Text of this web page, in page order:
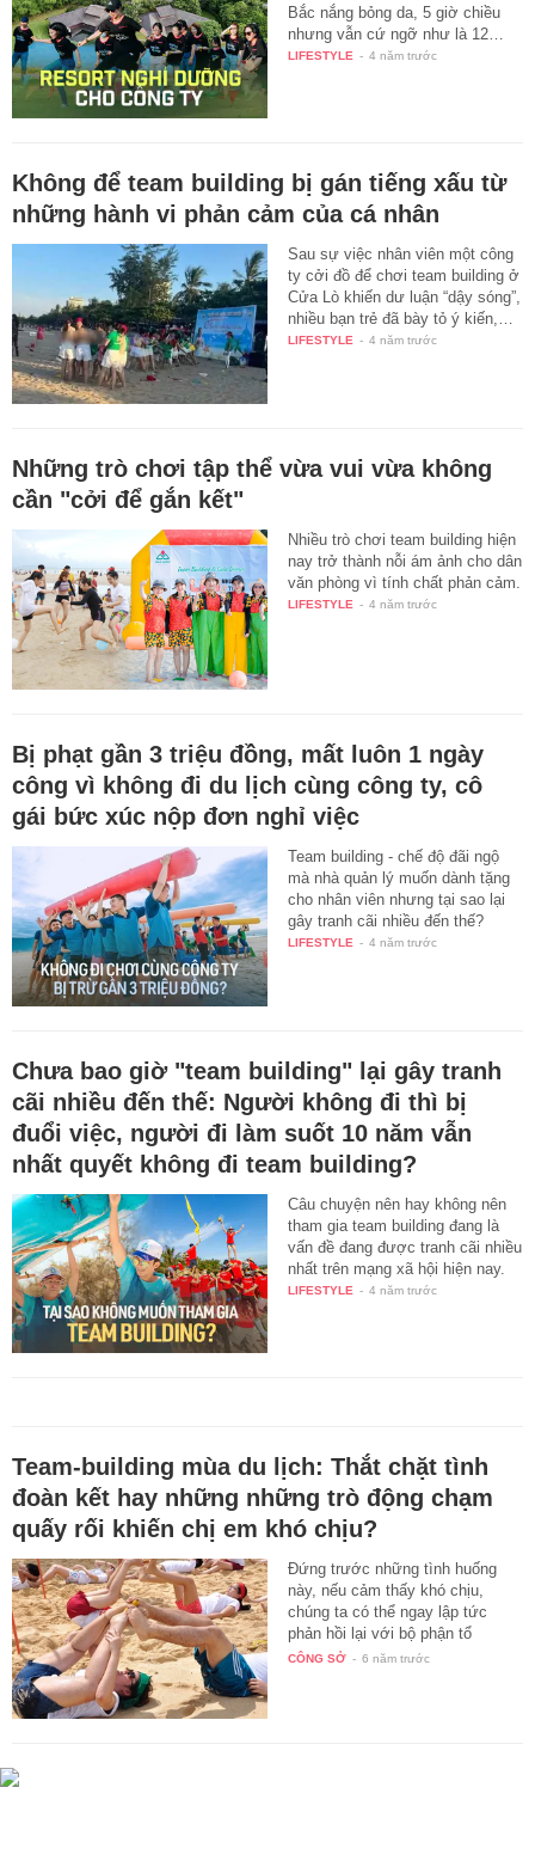
Bắc nắng bỏng da, 5 giờ chiều
nhưng vẫn cứ ngỡ như là 12…
LIFESTYLE - 4 năm trước
Không để team building bị gán tiếng xấu từ
những hành vi phản cảm của cá nhân
Sau sự việc nhân viên một công
ty cởi đồ để chơi team building ở
Cửa Lò khiến dư luận “dậy sóng”,
nhiều bạn trẻ đã bày tỏ ý kiến,…
LIFESTYLE - 4 năm trước
Những trò chơi tập thể vừa vui vừa không
cần "cởi để gắn kết"
Nhiều trò chơi team building hiện
nay trở thành nỗi ám ảnh cho dân
văn phòng vì tính chất phản cảm.
LIFESTYLE - 4 năm trước
Bị phạt gần 3 triệu đồng, mất luôn 1 ngày
công vì không đi du lịch cùng công ty, cô
gái bức xúc nộp đơn nghỉ việc
Team building - chế độ đãi ngộ
mà nhà quản lý muốn dành tặng
cho nhân viên nhưng tại sao lại
gây tranh cãi nhiều đến thế?
LIFESTYLE - 4 năm trước
Chưa bao giờ "team building" lại gây tranh
cãi nhiều đến thế: Người không đi thì bị
đuổi việc, người đi làm suốt 10 năm vẫn
nhất quyết không đi team building?
Câu chuyện nên hay không nên
tham gia team building đang là
vấn đề đang được tranh cãi nhiều
nhất trên mạng xã hội hiện nay.
LIFESTYLE - 4 năm trước
Team-building mùa du lịch: Thắt chặt tình
đoàn kết hay những những trò động chạm
quấy rối khiến chị em khó chịu?
Đứng trước những tình huống
này, nếu cảm thấy khó chịu,
chúng ta có thể ngay lập tức
phản hồi lại với bộ phận tổ
chức…
CÔNG SỞ - 6 năm trước